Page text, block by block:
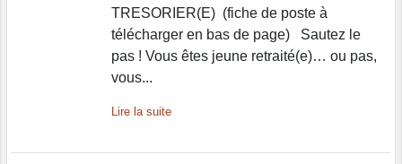
TRESORIER(E) (fiche de poste à
télécharger en bas de page) Sautez le
pas ! Vous êtes jeune retraité(e)… ou pas,
vous...
Lire la suite